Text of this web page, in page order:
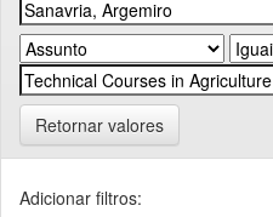
Retornar valores
Adicionar filtros: